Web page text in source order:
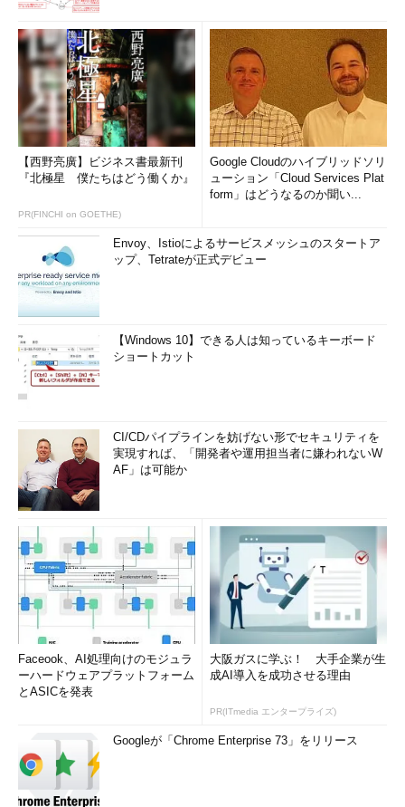
【西野亮廣】ビジネス書最新刊
『北極星 僕たちはどう働くか』
PR(FINCHI on GOETHE)
Google Cloudのハイブリッドソリ
ューション「Cloud Services Plat
form」はどうなるのか聞い...
Envoy、Istioによるサービスメッシュのスタートア
ップ、Tetrateが正式デビュー
【Windows 10】できる人は知っているキーボード
ショートカット
CI/CDパイプラインを妨げない形でセキュリティを
実現すれば、「開発者や運用担当者に嫌われないW
AF」は可能か
Faceook、AI処理向けのモジュラ
ーハードウェアプラットフォーム
とASICを発表
大阪ガスに学ぶ！ 大手企業が生
成AI導入を成功させる理由
PR(ITmedia エンタープライズ)
Googleが「Chrome Enterprise 73」をリリース